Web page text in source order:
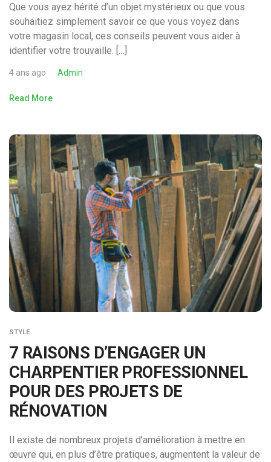
Que vous ayez hérité d’un objet mystérieux ou que vous
souhaitiez simplement savoir ce que vous voyez dans
votre magasin local, ces conseils peuvent vous aider à
identifier votre trouvaille. […]
4 ans ago Admin
Read More
STYLE
7 RAISONS D’ENGAGER UN
CHARPENTIER PROFESSIONNEL
POUR DES PROJETS DE
RÉNOVATION
Il existe de nombreux projets d’amélioration à mettre en
œuvre qui, en plus d’être pratiques, augmentent la valeur de